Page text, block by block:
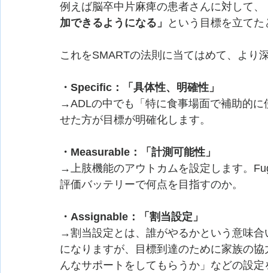
例えば脳卒中片麻痺の患者さんに対して、
加できるようになる」
という目標を立て
これをSMARTの法則に当てはめて、より
・Specific：「具体性、明確性」
→ADLの中でも「特に食事場面で補助的
せた方が目標が明確化します。
・Measurable：「計測可能性」
→上肢機能のアウトカムを設定します。
評価バッテリーで何点を目指すのか。
・Assignable：「割当設定」
→割当設定とは、誰がやるかという意味
になりますが、目標到達のために家族の
んなサポートをしてもらうか」などの設